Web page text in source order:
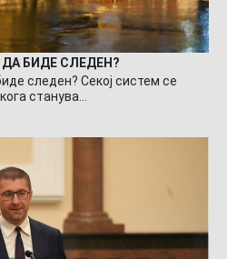
БИДЕ СЛЕДЕН?
следен? Секој систем се
станува…